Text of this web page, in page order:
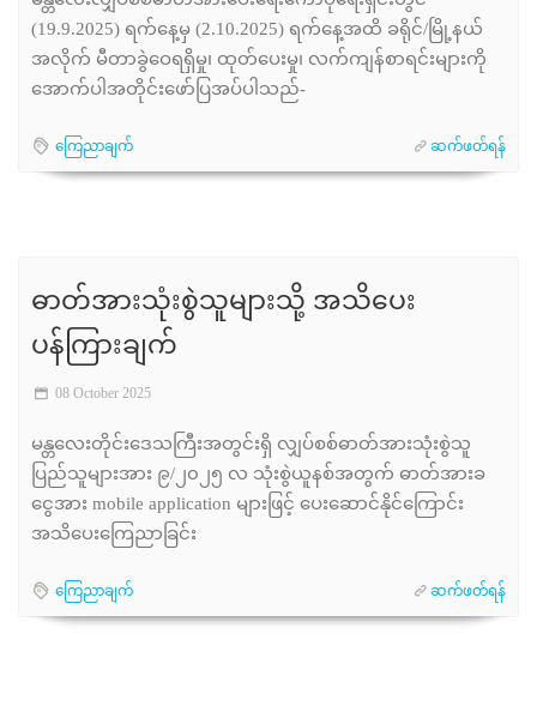
(19.9.2025) ရက်နေ့မှ (2.10.2025) ရက်နေ့အထိ ခရိုင်/မြို့နယ်
အလိုက် မီတာခွဲဝေရရှိမှု၊ ထုတ်ပေးမှု၊ လက်ကျန်စာရင်းများကို
အောက်ပါအတိုင်းဖော်ပြအပ်ပါသည်-
ကြေညာချက် ဆက်ဖတ်ရန်
ဓာတ်အားသုံးစွဲသူများသို့ အသိ‌ပေး
ပန်ကြားချက်
08 October 2025
မန္တလေးတိုင်းဒေသကြီးအတွင်းရှိ လျှပ်စစ်ဓာတ်အားသုံးစွဲသူ
ပြည်သူများအား ၉/၂၀၂၅ လ သုံးစွဲယူနစ်အတွက် ဓာတ်အားခ
ငွေအား mobile application များဖြင့် ပေးဆောင်နိုင်ကြောင်း
အသိပေးကြေညာခြင်း
ကြေညာချက် ဆက်ဖတ်ရန်